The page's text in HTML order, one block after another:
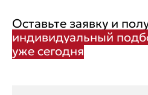
Оставьте заявку и
индивидуальный
уже сегодня